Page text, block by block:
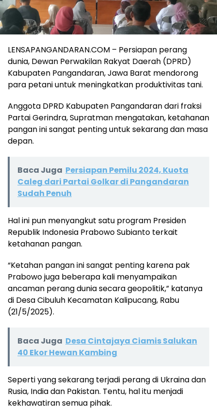
LENSAPANGANDARAN.COM – Persiapan perang
dunia, Dewan Perwakilan Rakyat Daerah (DPRD)
Kabupaten Pangandaran, Jawa Barat mendorong
para petani untuk meningkatkan produktivitas tani.
Anggota DPRD Kabupaten Pangandaran dari fraksi
Partai Gerindra, Supratman mengatakan, ketahanan
pangan ini sangat penting untuk sekarang dan masa
depan.
Baca Juga Persiapan Pemilu 2024, Kuota
Caleg dari Partai Golkar di Pangandaran
Sudah Penuh
Hal ini pun menyangkut satu program Presiden
Republik Indonesia Prabowo Subianto terkait
ketahanan pangan.
“Ketahan pangan ini sangat penting karena pak
Prabowo juga beberapa kali menyampaikan
ancaman perang dunia secara geopolitik,” katanya
di Desa Cibuluh Kecamatan Kalipucang, Rabu
(21/5/2025).
Baca Juga Desa Cintajaya Ciamis Salukan
40 Ekor Hewan Kambing
Seperti yang sekarang terjadi perang di Ukraina dan
Rusia, India dan Pakistan. Tentu, hal itu menjadi
kekhawatiran semua pihak.